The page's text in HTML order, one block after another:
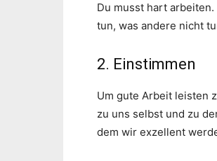
Du musst hart
tun, was andere nicht
2. Einstimmen
Um gute Arbeit leisten
zu uns selbst und zu
dem wir exzellent